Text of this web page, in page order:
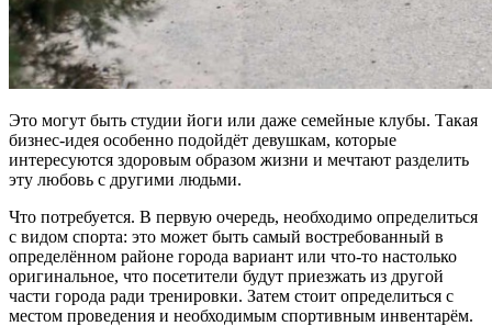
Это могут быть студии йоги или даже семейные клубы. Такая
бизнес-идея особенно подойдёт девушкам, которые
интересуются здоровым образом жизни и мечтают разделить
эту любовь с другими людьми.
Что потребуется. В первую очередь, необходимо определиться
с видом спорта: это может быть самый востребованный в
определённом районе города вариант или что-то настолько
оригинальное, что посетители будут приезжать из другой
части города ради тренировки. Затем стоит определиться с
местом проведения и необходимым спортивным инвентарём.